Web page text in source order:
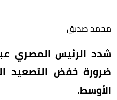
محمد صديق
شدد الرئيس المصري
ضرورة خفض التصعيد
الأوسط.